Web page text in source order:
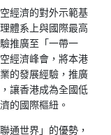
經濟的對外示範基
體系上與國際最高
推廣至「一帶一
經濟峰會，將本港
的發展經驗，推廣
讓香港成為全國低
的國際樞紐。
通世界」的優勢，